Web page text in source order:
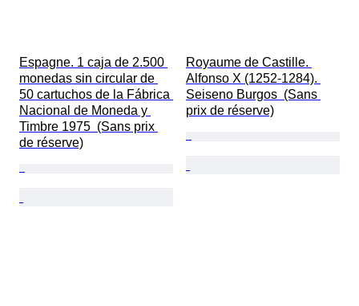
Espagne. 1 caja de 2.500
monedas sin circular de
50 cartuchos de la Fábrica
Nacional de Moneda y
Timbre 1975  (Sans prix
de réserve)
Royaume de Castille.
Alfonso X (1252-1284).
Seiseno Burgos  (Sans
prix de réserve)